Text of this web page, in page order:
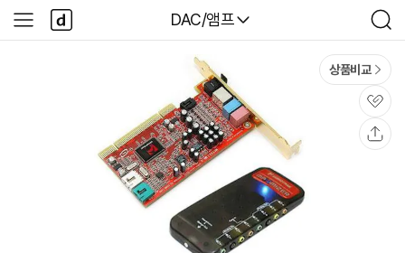
다나와
DAC/앰프
검
색
사
이
다
나
와
상품비교
관
심